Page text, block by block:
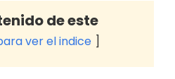
de este
ver el indice